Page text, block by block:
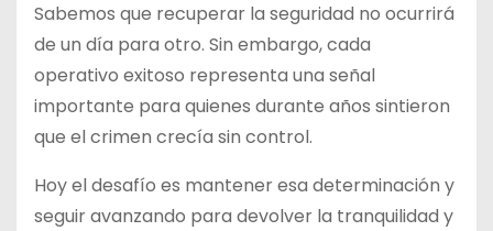
Sabemos que recuperar la seguridad no ocurrirá
de un día para otro. Sin embargo, cada
operativo exitoso representa una señal
importante para quienes durante años sintieron
que el crimen crecía sin control.
Hoy el desafío es mantener esa determinación y
seguir avanzando para devolver la tranquilidad y